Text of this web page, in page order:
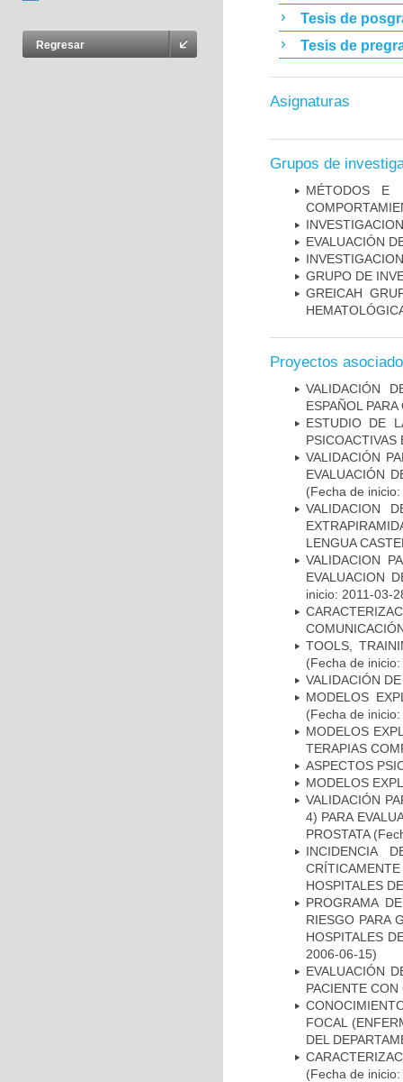
Regresar
Tesis de
Tesis de
Asignaturas
Grupos de
MÉTODOS E
EVALUACIÓN
GRUPO DE
GREICAH
Proyectos
VALIDACIÓN
ESPAÑOL
ESTUDIO DE
PSICOACTIVAS
VALIDACIÓN
EVALUACIÓN
(Fecha de
VALIDACION
LENGUA
VALIDACION
EVALUACION
inicio: 2011-03-
TOOLS,
(Fecha de
VALIDACIÓN
MODELOS
(Fecha de
MODELOS
TERAPIAS
ASPECTOS
MODELOS
VALIDACIÓN
4) PARA
PROSTATA
INCIDENCIA
HOSPITALES
PROGRAMA
RIESGO PARA
HOSPITALES
2006-06-15)
EVALUACIÓN
PACIENTE CON
FOCAL
DEL
(Fecha de